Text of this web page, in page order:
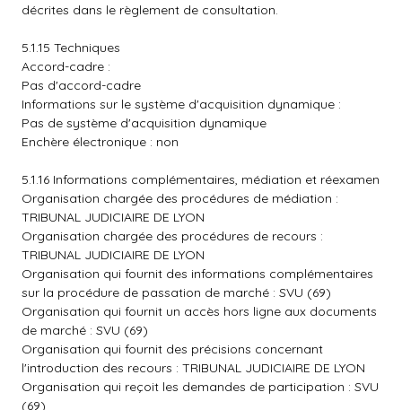
décrites dans le règlement de consultation.
5.1.15 Techniques
Accord-cadre :
Pas d'accord-cadre
Informations sur le système d'acquisition dynamique :
Pas de système d'acquisition dynamique
Enchère électronique : non
5.1.16 Informations complémentaires, médiation et réexamen
Organisation chargée des procédures de médiation :
TRIBUNAL JUDICIAIRE DE LYON
Organisation chargée des procédures de recours :
TRIBUNAL JUDICIAIRE DE LYON
Organisation qui fournit des informations complémentaires
sur la procédure de passation de marché : SVU (69)
Organisation qui fournit un accès hors ligne aux documents
de marché : SVU (69)
Organisation qui fournit des précisions concernant
l'introduction des recours : TRIBUNAL JUDICIAIRE DE LYON
Organisation qui reçoit les demandes de participation : SVU
(69)